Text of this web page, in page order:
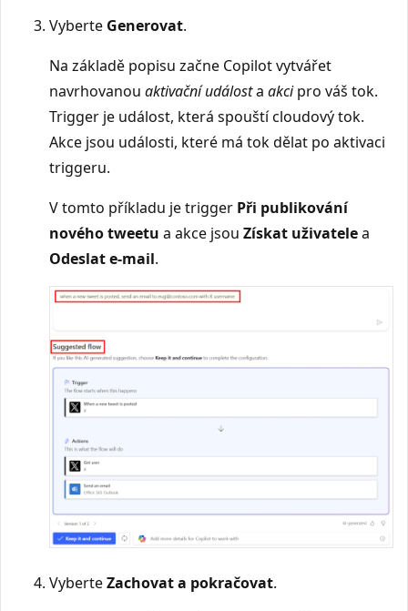
Vyberte Generovat.
Na základě popisu začne Copilot vytvářet
navrhovanou aktivační událosta akcipro váš tok.
Trigger je událost, která spouští cloudový tok.
Akce jsou události, které má tok dělat po aktivaci
triggeru.
V tomto příkladu je trigger Při publikování
nového tweetu a akce jsou Získat uživatelea
Odeslat e-mail.
VyberteZachovat a pokračovat.